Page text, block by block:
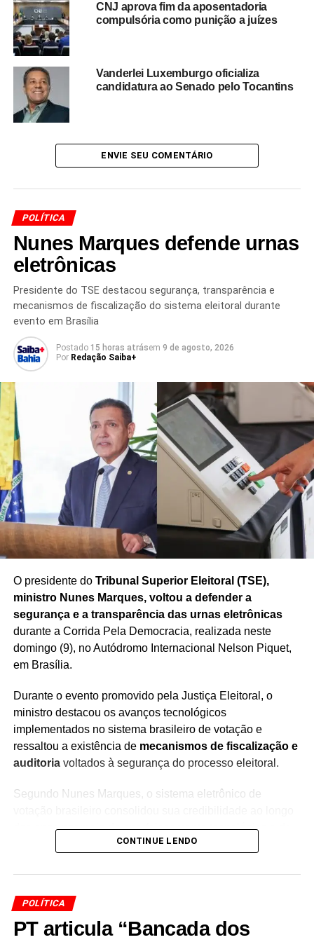
pedindo absolvição. Bolsonaro é acusado de cinco
crimes —organização criminosa, abolição violenta do
Estado Democrático de Direito, golpe de Estado,
tombado
— que somados podem chegar a43 anos de
prisãoem caso de condenação máxima.
Agora, o ministro
o relatório do caso e encaminhar para julgamento na
Primeira Turma do STF, presidida pelo ministro
Redação Saiba+
TÓPICOS RELACIONADOS
ALEXANDRE DE MORAES
CRIMES BOLSONARO
DEFESA BOLSONARO STF
DELAÇÃO MAURO CID
GOLPE DE ESTADO
JAIR BOLSONARO
JULGAMENTO BOLSONARO
NÚCLEO CRUCIAL STF
PLANO GOLPISTA
POLÍTICA BRASILEIRA STF
PRÓXIMO
Bolsonaristas pedem sanções dos EUA contra
Padilha e Dilma pelo Mais Médicos
NÃO PERCA
Jerônimo Rodrigues propõe reajuste salarial para
mais de 43 mil servidores da Bahia
CNJ aprova fim da aposentadoria
compulsória como punição a juízes
Vanderlei Luxemburgo oficializa
candidatura ao Senado pelo Tocantins
ENVIE SEU COMENTÁRIO
POLÍTICA
Nunes Marques defende urnas
eletrônicas
Presidente do TSE destacou segurança, transparência e
mecanismos de fiscalização do sistema eleitoral durante
evento em Brasília
Postado 15 horas atrásem 9 de agosto, 2026
Por Redação Saiba+
O presidente do Tribunal Superior Eleitoral (TSE),
ministro Nunes Marques, voltou a defender a
segurança e a transparência das urnas eletrônicas
durante a Corrida Pela Democracia, realizada neste
domingo (9), no Autódromo Internacional Nelson Piquet,
em Brasília.
Durante o evento promovido pela Justiça Eleitoral, o
ministro destacou os avanços tecnológicos
implementados no sistema brasileiro de votação e
ressaltou a existência de mecanismos de fiscalização e
auditoriavoltados à segurança do processo eleitoral.
Segundo Nunes Marques, o sistema eletrônico de
dos anos por meio do aperfeiçoamento tecnológico e de
procedimentos destinados a garantir a confiabilidade das
a transparência do processo eleitoral são
fundamentais para preservar a participação dos
CONTINUE LENDO
POLÍTICA
PT articula “Bancada dos